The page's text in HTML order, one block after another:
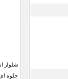
جلوه